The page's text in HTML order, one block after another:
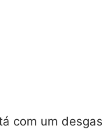
com um